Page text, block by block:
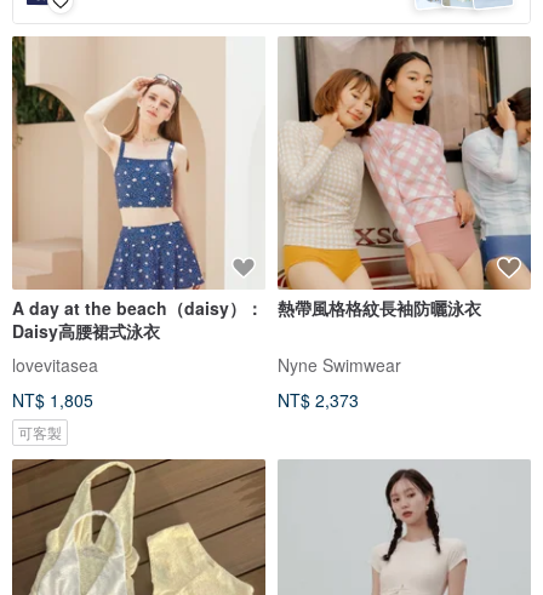
A day at the beach（daisy）：
Daisy高腰裙式泳衣
lovevitasea
NT$ 1,805
可客製
熱帶風格格紋長袖防曬泳衣
Nyne Swimwear
NT$ 2,373